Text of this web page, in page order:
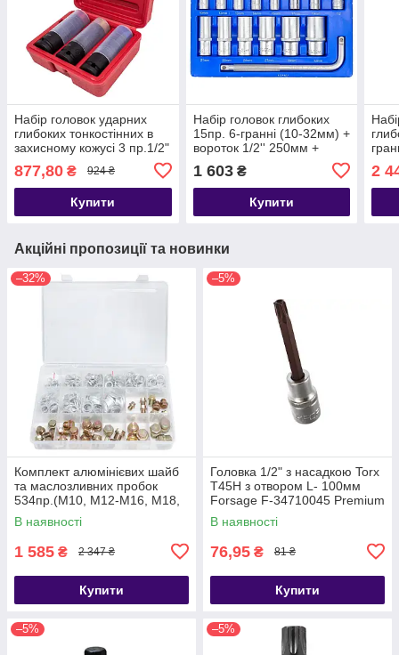
Набір головок ударних
глибоких тонкостінних в
захисному кожусі 3 пр.1/2"
Forsage F-4035
877,80 ₴ 924 ₴
Купити
Набір головок глибоких
15пр. 6-гранні (10-32мм) +
вороток 1/2'' 250мм +
4157
1 603₴
Купити
2
Акційні пропозиції та новинки
–32%
Комплект алюмінієвих шайб
та маслозливних пробок
534пр.(М10, М12-М16, М18,
М20) Forsage F-04J1063
В наявності
1 585 ₴ 2 347 ₴
Купити
–5%
Головка 1/2" з насадкою Torx
T45H з отвором L- 100мм
Forsage F-34710045 Premium
В наявності
76,95 ₴ 81 ₴
Купити
–5% –5%